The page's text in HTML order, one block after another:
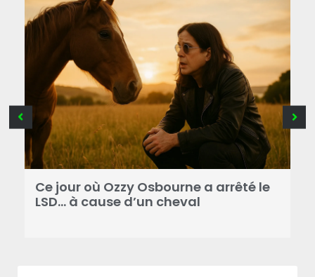
Ce jour où Ozzy Osbourne a arrêté le
LSD… à cause d’un cheval